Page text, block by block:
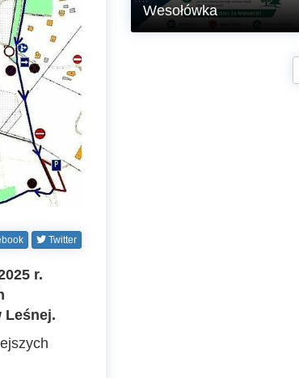
Twitter
r.
Leśnej.
Wesołówka